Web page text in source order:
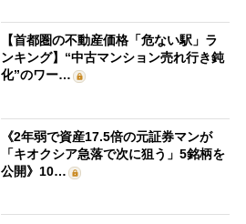
【首都圏の不動産価格「危ない駅」ラ
ンキング】“中古マンション売れ行き鈍
化”のワー…
《2年弱で資産17.5倍の元証券マンが
「キオクシア急落で次に狙う」5銘柄を
公開》10…